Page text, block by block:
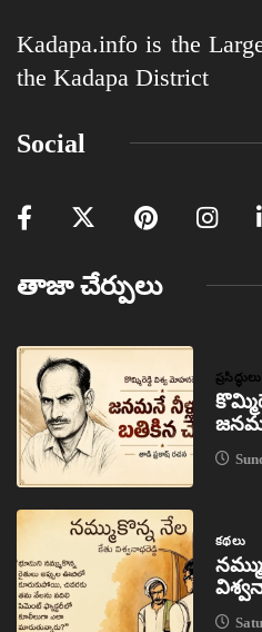
Kadapa.info is the
the Kadapa District
Social
తాజా చేర్పులు
ప్రసిద్ధులు
కథలు